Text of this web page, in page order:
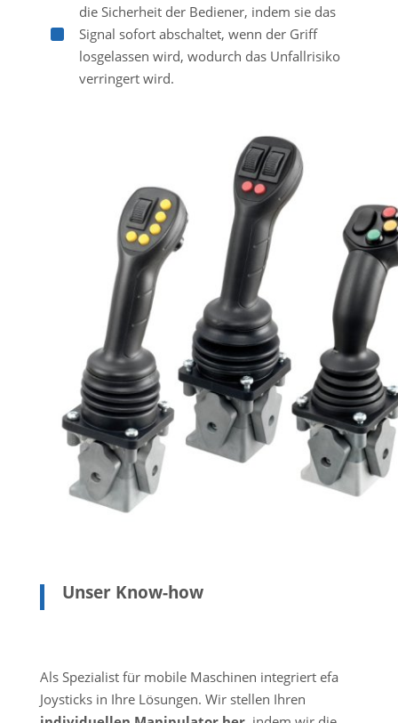
^
die Sicherheit der Bediener, indem sie das
Signal sofort abschaltet, wenn der Griff
losgelassen wird, wodurch das Unfallrisiko
verringert wird.
Unser Know-how
Als Spezialist für mobile Maschinen integriert efa
Joysticks in Ihre Lösungen. Wir stellen Ihren